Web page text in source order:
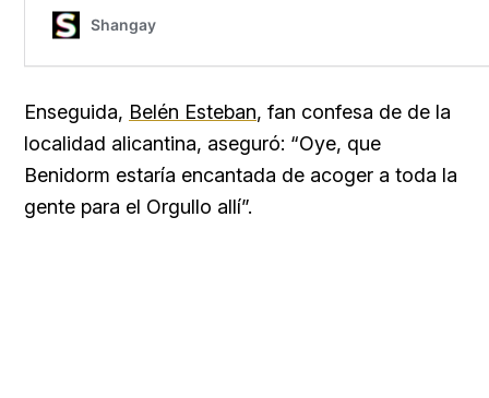
Enseguida, Belén Esteban, fan confesa de de la
localidad alicantina, aseguró: “Oye, que
Benidorm estaría encantada de acoger a toda la
gente para el Orgullo allí”.